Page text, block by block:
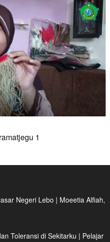
1
Negeri Lebo | Moeetia Alfiah,
Toleransi di Sekitarku | Pelajar